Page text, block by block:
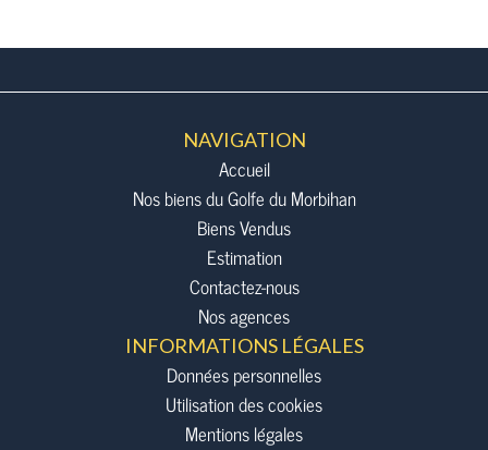
NAVIGATION
Accueil
Nos biens du Golfe du Morbihan
Biens Vendus
Estimation
Contactez-nous
Nos agences
INFORMATIONS LÉGALES
Données personnelles
Utilisation des cookies
Mentions légales